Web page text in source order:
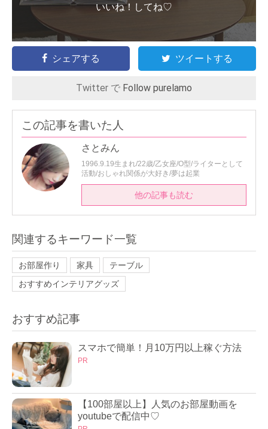
いいね！してね♡
シェアする ツイートする
Twitter で Follow purelamo
この記事を書いた人
さとみん
1996.9.19生まれ/22歳/乙女座/O型/ライターとして
活動/おしゃれ関係が大好き/夢は起業
他の記事も読む
関連するキーワード一覧
お部屋作り 家具
テーブル
おすすめインテリアグッズ
おすすめ記事
スマホで簡単！月10万円以上稼ぐ方法
PR
【100部屋以上】人気のお部屋動画を
youtubeで配信中♡